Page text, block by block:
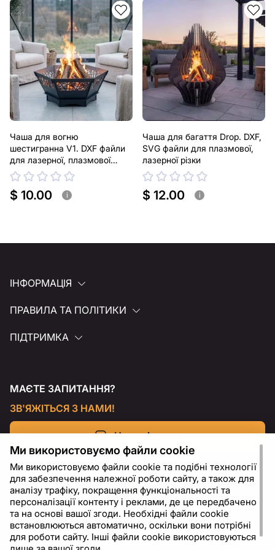
текст, зображення, логотип вашої компанії або
зробити інші зміни в дизайні виробу. Якщо вам
потрібно, щоб ми виконали індивідуальне креслення
виробу з металу для вас, будь ласка, зв'яжіться з
нами.
Якщо у вас залишилися питання або вам потрібна
допомога, зв'яжіться з нами в будь-який час, ми
завжди готові допомогти.
Чаша для вогню
шестигранна V1. DXF файли
для лазерної, плазмової
різки
$ 10.00 i
Чаша для багаття Drop. DXF,
SVG файли для плазмової,
лазерної різки
$ 12.00 i
ІНФОРМАЦІЯ
ПРАВИЛА ТА ПОЛІТИКИ
ПІДТРИМКА
МАЄТЕ ЗАПИТАННЯ?
ЗВ'ЯЖІТЬСЯ З НАМИ!
Напишіть нам
Ми використовуємо файли cookie
Ми використовуємо файли cookie та подібні технології
для забезпечення належної роботи сайту, а також для
аналізу трафіку, покращення функціональності та
персоналізації контенту і реклами, де це передбачено
та на основі вашої згоди. Необхідні файли cookie
встановлюються автоматично, оскільки вони потрібні
для роботи сайту. Інші файли cookie використовуються